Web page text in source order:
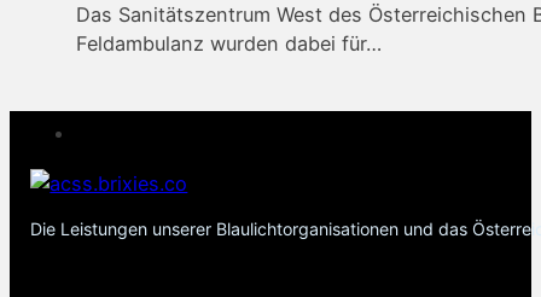
Das Sanitätszentrum West des
Feldambulanz wurden dabei für…
Die Leistungen unserer Blaulichtorganisationen und das